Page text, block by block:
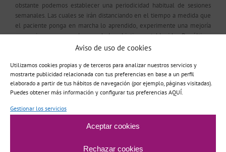
Aviso de uso de cookies
Utilizamos cookies propias y de terceros para analizar nuestros servicios y
mostrarte publicidad relacionada con tus preferencias en base a un perfil
elaborado a partir de tus hábitos de navegación (por ejemplo, páginas visitadas).
Puedes obtener más información y configurar tus preferencias AQUÍ.
Gestionar los servicios
Aceptar cookies
Rechazar cookies
obstante podemos establecer una periodicidad habitual de sesiones
semanales. Las cuales se irán distanciando en el tiempo a medida que
el paciente ponga en marcha lo aprendido, experimente una mejoría
progresiva y se vayan alcanzando los objetivos establecidos. Por último
se pasará a una fase de seguimiento donde las visitas serán mensuales.
ORIENTACIÓN
Nuestra intervención